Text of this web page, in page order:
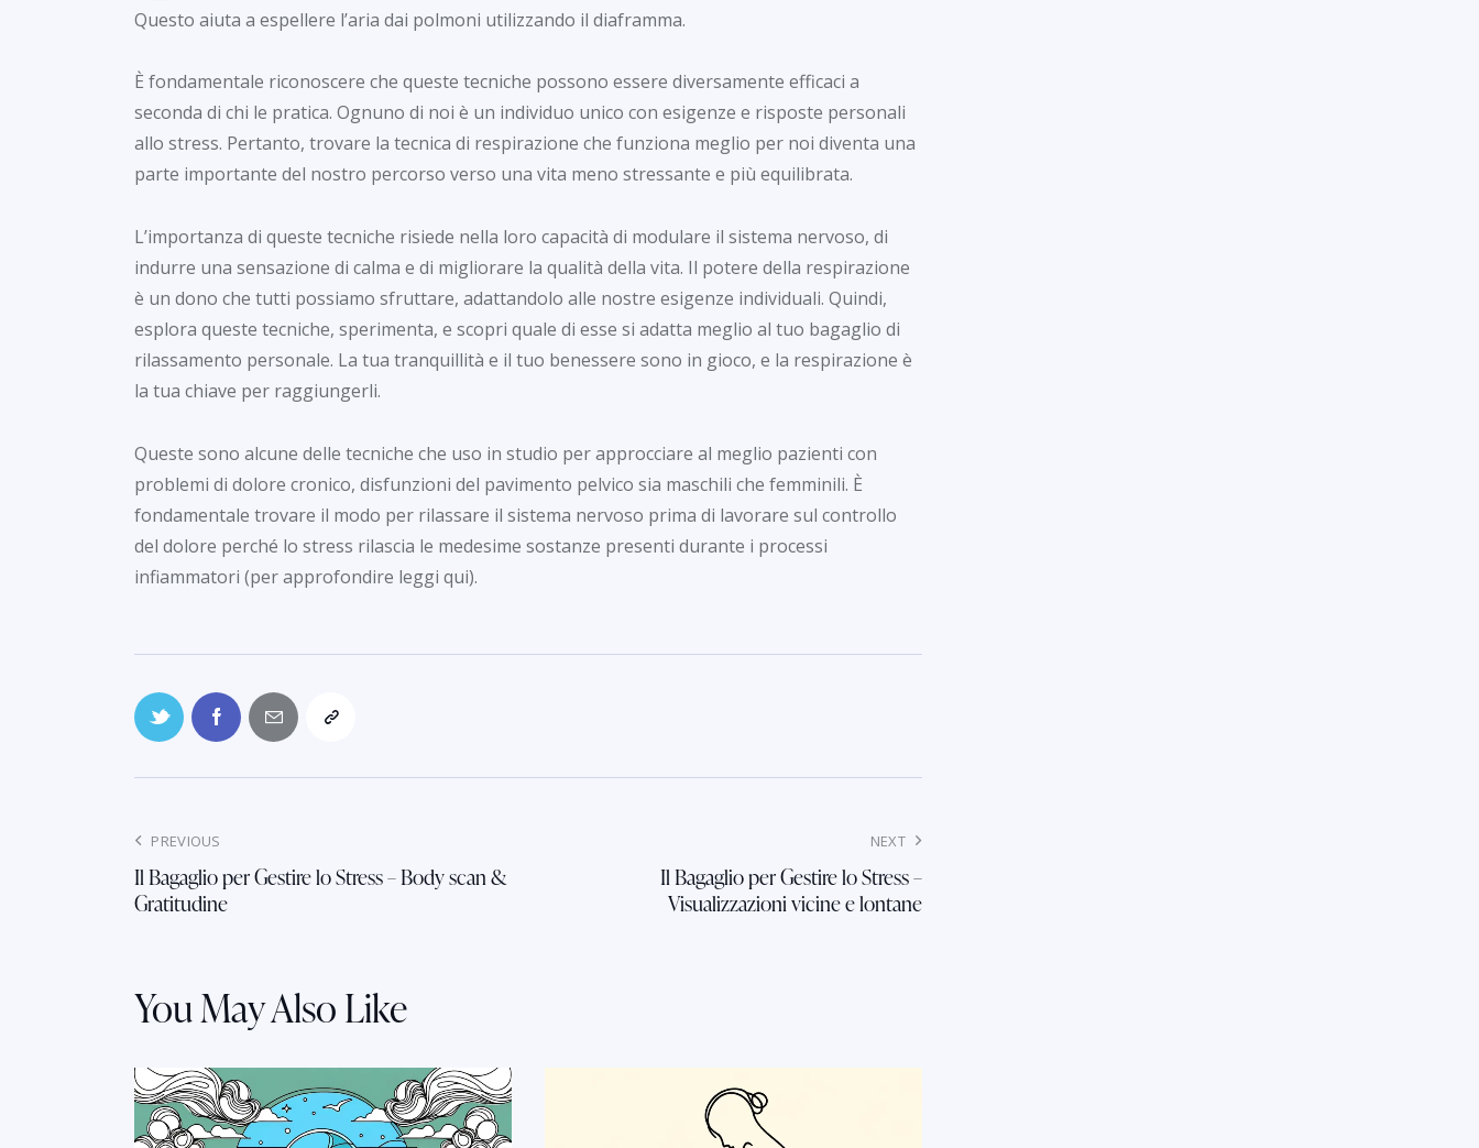
Questo aiuta a espellere l’aria dai polmoni utilizzando il diaframma.
È fondamentale riconoscere che queste tecniche possono essere diversamente efficaci a
seconda di chi le pratica. Ognuno di noi è un individuo unico con esigenze e risposte personali
allo stress. Pertanto, trovare la tecnica di respirazione che funziona meglio per noi diventa una
parte importante del nostro percorso verso una vita meno stressante e più equilibrata.
L’importanza di queste tecniche risiede nella loro capacità di modulare il sistema nervoso, di
indurre una sensazione di calma e di migliorare la qualità della vita. Il potere della respirazione
è un dono che tutti possiamo sfruttare, adattandolo alle nostre esigenze individuali. Quindi,
esplora queste tecniche, sperimenta, e scopri quale di esse si adatta meglio al tuo bagaglio di
rilassamento personale. La tua tranquillità e il tuo benessere sono in gioco, e la respirazione è
la tua chiave per raggiungerli.
Queste sono alcune delle tecniche che uso in studio per approcciare al meglio pazienti con
problemi di dolore cronico, disfunzioni del pavimento pelvico sia maschili che femminili. È
fondamentale trovare il modo per rilassare il sistema nervoso prima di lavorare sul controllo
del dolore perché lo stress rilascia le medesime sostanze presenti durante i processi
infiammatori (per approfondire leggi qui).
PREVIOUS
Il Bagaglio per Gestire lo Stress – Body scan &
Gratitudine
NEXT
Il Bagaglio per Gestire lo Stress –
Visualizzazioni vicine e lontane
You May Also Like